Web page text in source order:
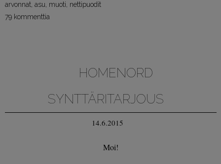
arvonnat, asu, muoti, nettipuodit
79 kommenttia
HOMENORD
SYNTTÄRITARJOUS
14.6.2015
Moi!